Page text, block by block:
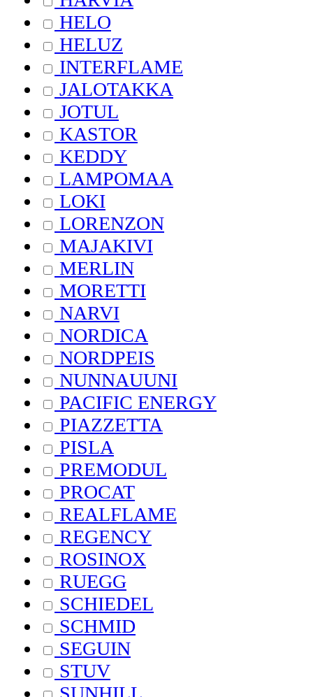
HELO
HELUZ
INTERFLAME
JALOTAKKA
JOTUL
KASTOR
KEDDY
LAMPOMAA
LOKI
LORENZON
MAJAKIVI
MERLIN
MORETTI
NARVI
NORDICA
NORDPEIS
NUNNAUUNI
PACIFIC ENERGY
PIAZZETTA
PISLA
PREMODUL
PROCAT
REALFLAME
REGENCY
ROSINOX
RUEGG
SCHIEDEL
SCHMID
SEGUIN
STUV